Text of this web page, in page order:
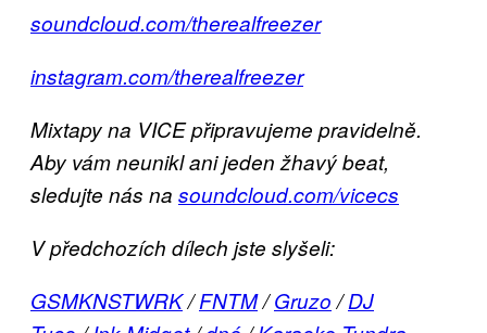
soundcloud.com/therealfreezer
instagram.com/therealfreezer
Mixtapy na VICE připravujeme pravidelně.
Aby vám neunikl ani jeden žhavý beat,
sledujte nás na soundcloud.com/vicecs
V předchozích dílech jste slyšeli:
GSMKNSTWRK/FNTM/Gruzo/DJ